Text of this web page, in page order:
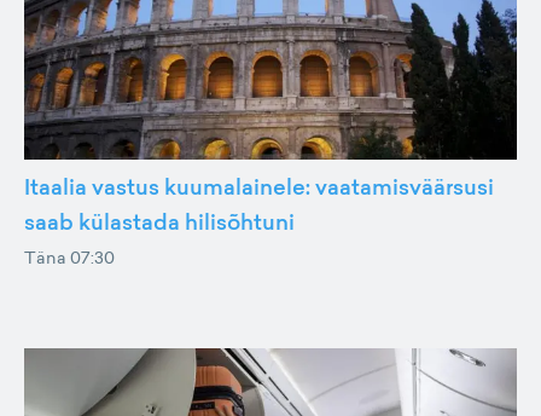
Itaalia vastus kuumalainele: vaatamisväärsusi
saab külastada hilisõhtuni
Täna 07:30